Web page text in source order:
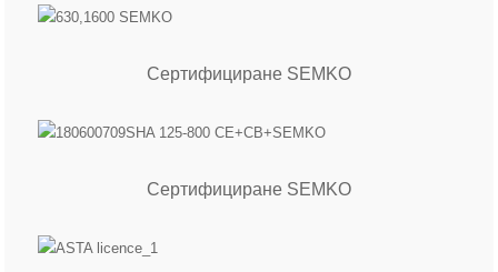
Сертифициране SEMKO
Сертифициране SEMKO